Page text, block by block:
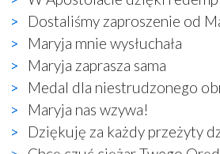
tuż przy nowej bazylice
zamiast Chrystusa umieszczono
wyjętą ze starożytnych
kontekście naszych czasów to
wizerunek Zbawiciela…
Zatem nawet w bezpośrednim
naocznie przekonaliśmy się, że
się ogromna walka o kształt
wierzących. Do czego to
Dostaliśmy zaproszenie od
Maryja mnie wysłuchała
Maryja zaprasza sama
Medal dla niestrudzonego
Maryja nas wzywa!
Dziękuję za każdy przeżyty